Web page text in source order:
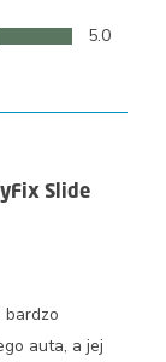
5.0
Slide
bardzo
auta, a jej